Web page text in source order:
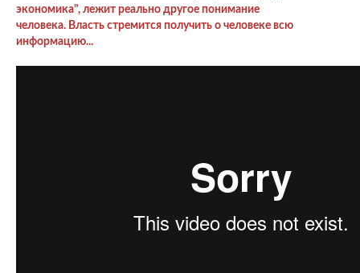
экономика", лежит реально другое понимание
человека. Власть стремится получить о человеке всю
информацию...